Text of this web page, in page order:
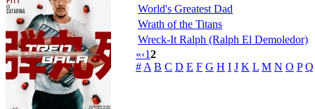
World's Greatest Dad
Wrath of the Titans
Wreck-It Ralph (Ralph El Demoledor)
«‹12
# A B C D E F G H I J K L M N O P Q